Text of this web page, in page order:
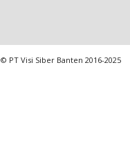
© PT Visi Siber Banten 2016-2025